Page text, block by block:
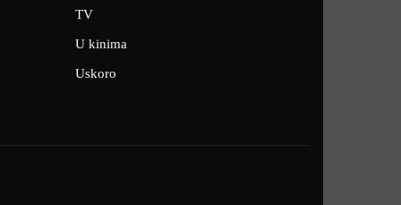
TV
U kinima
Uskoro